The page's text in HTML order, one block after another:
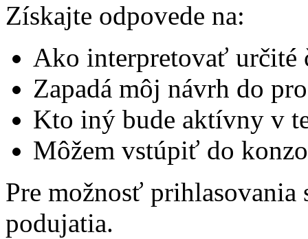
Získajte odpovede na:
Ako interpretovať určité
Zapadá môj návrh do
Kto iný bude aktívny v
Môžem vstúpiť do
Pre možnosť
podujatia.